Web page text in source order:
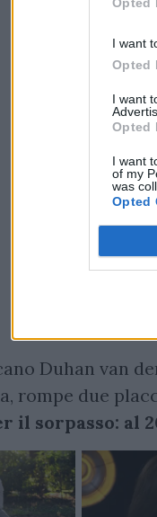
I want
Opted
I want
Opted
I want
of my
was
Opted
Duhan van
rompe due
il sorpasso: al